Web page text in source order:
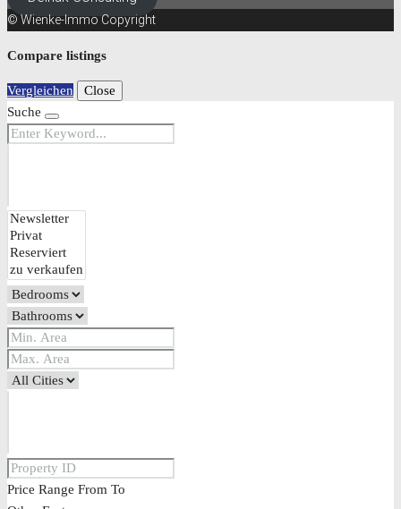
© Wienke-Immo Copyright
Compare listings
Vergleichen
Close
Suche
Price Range From To